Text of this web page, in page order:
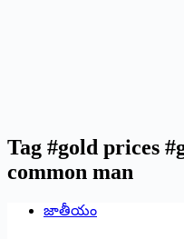
Tag #gold prices
common man
జాతీయం